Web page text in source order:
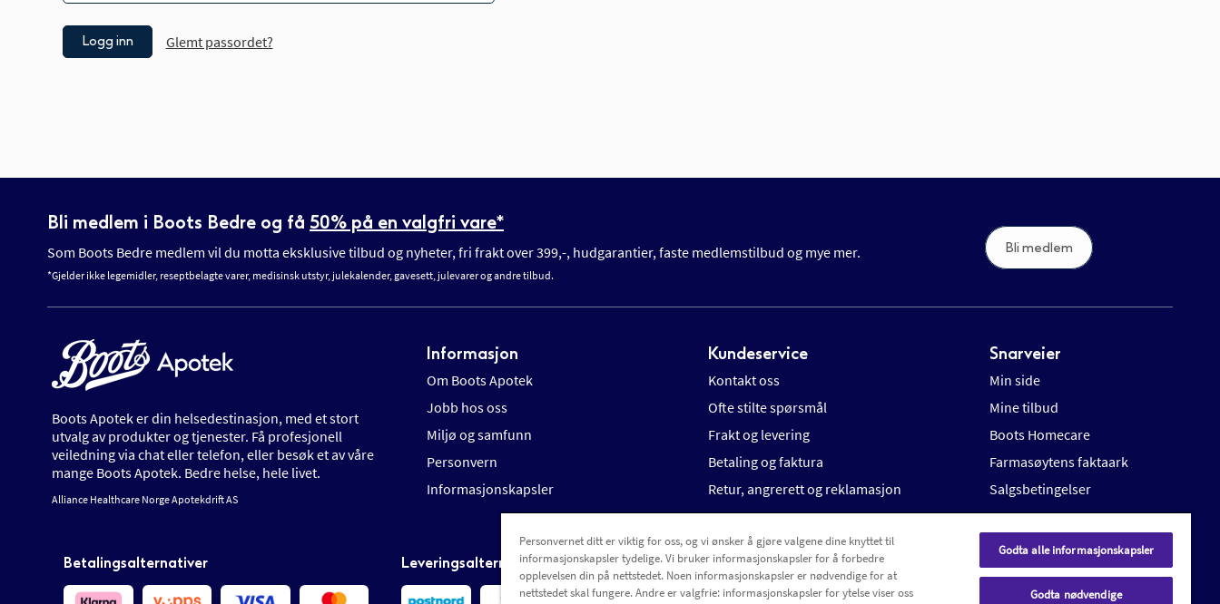
Logg inn Glemt passordet?
Bli medlem i Boots Bedre og få 50% på en valgfri vare*
Som Boots Bedre medlem vil du motta eksklusive tilbud og nyheter, fri frakt over 399,-, hudgarantier, faste medlemstilbud og mye mer.
*Gjelder ikke legemidler, reseptbelagte varer, medisinsk utstyr, julekalender, gavesett, julevarer og andre tilbud.
Bli medlem
Boots Apotek er din helsedestinasjon, med et stort
utvalg av produkter og tjenester. Få profesjonell
veiledning via chat eller telefon, eller besøk et av våre
mange Boots Apotek. Bedre helse, hele livet.
Alliance Healthcare Norge Apotekdrift AS
Informasjon
Om Boots Apotek
Jobb hos oss
Miljø og samfunn
Personvern
Informasjonskapsler
Kundeservice
Kontakt oss
Ofte stilte spørsmål
Frakt og levering
Betaling og faktura
Retur, angrerett og reklamasjon
Snarveier
Min side
Mine tilbud
Boots Homecare
Farmasøytens faktaark
Salgsbetingelser
Betalingsalternativer Leveringsalternativer
Personvernet ditt er viktig for oss, og vi ønsker å gjøre valgene dine knyttet til
informasjonskapsler tydelige. Vi bruker informasjonskapsler for å forbedre
opplevelsen din på nettstedet. Noen informasjonskapsler er nødvendige for at
nettstedet skal fungere. Andre er valgfrie: informasjonskapsler for ytelse viser oss
Godta alle informasjonskapsler
Godta nødvendige